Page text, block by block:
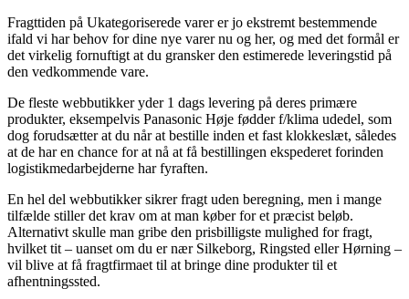
Fragttiden på Ukategoriserede varer er jo ekstremt bestemmende
ifald vi har behov for dine nye varer nu og her, og med det formål er
det virkelig fornuftigt at du gransker den estimerede leveringstid på
den vedkommende vare.
De fleste webbutikker yder 1 dags levering på deres primære
produkter, eksempelvis Panasonic Høje fødder f/klima udedel, som
dog forudsætter at du når at bestille inden et fast klokkeslæt, således
at de har en chance for at nå at få bestillingen ekspederet forinden
logistikmedarbejderne har fyraften.
En hel del webbutikker sikrer fragt uden beregning, men i mange
tilfælde stiller det krav om at man køber for et præcist beløb.
Alternativt skulle man gribe den prisbilligste mulighed for fragt,
hvilket tit – uanset om du er nær Silkeborg, Ringsted eller Hørning –
vil blive at få fragtfirmaet til at bringe dine produkter til et
afhentningssted.